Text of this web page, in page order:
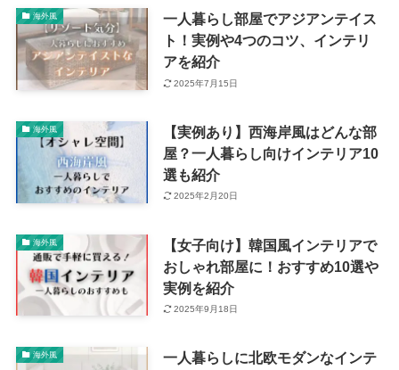
海外風
一人暮らし部屋でアジアンテイス
ト！実例や4つのコツ、インテリ
アを紹介
2025年7月15日
海外風
【実例あり】西海岸風はどんな部
屋？一人暮らし向けインテリア10
選も紹介
2025年2月20日
海外風
【女子向け】韓国風インテリアで
おしゃれ部屋に！おすすめ10選や
実例を紹介
2025年9月18日
海外風
一人暮らしに北欧モダンなインテ